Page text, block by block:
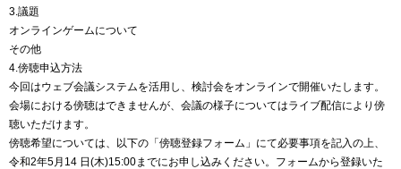
3.議題
オンラインゲームについて
その他
4.傍聴申込方法
今回はウェブ会議システムを活用し、検討会をオンラインで開催いたします。
会場における傍聴はできませんが、会議の様子についてはライブ配信により傍
聴いただけます。
傍聴希望については、以下の「傍聴登録フォーム」にて必要事項を記入の上、
令和2年5月14 日(木)15:00までにお申し込みください。フォームから登録いた